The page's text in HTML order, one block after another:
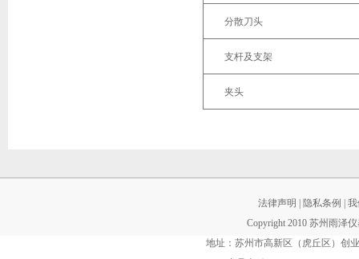
分散刀头
支杆及支架
夹头
法律声明 隐私条例
我
Copyright 2010 苏州雨泽
地址：苏州市高新区（虎丘区）创